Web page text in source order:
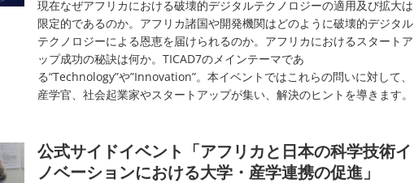
現在なぜアフリカにおける破壊的デジタルテクノロジーの適用及び拡大は
限定的であるのか。アフリカ諸国や開発機関はどのように破壊的デジタル
テクノロジーによる恩恵を届けられるのか。アフリカにおけるスタートア
ップ成功の秘訣は何か。TICAD7のメインテーマであ
る“Technology”や”Innovation”。本イベントではこれらの問いに対して、
産学官、社会起業家やスタートアップが集い、解決のヒントを導きます。
公式サイドイベント「アフリカと日本の科学技術イ
ノベーションにおける大学・産学連携の促進」